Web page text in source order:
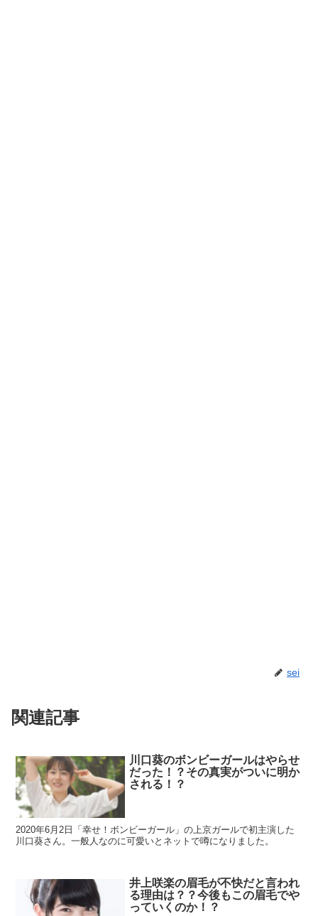
sei
関連記事
川口葵のボンビーガールはやらせ
だった！？その真実がついに明か
される！？
2020年6月2日「幸せ！ボンビーガール」の上京ガールで初主演した
川口葵さん。一般人なのに可愛いとネットで噂になりました。
井上咲楽の眉毛が不快だと言われ
る理由は？？今後もこの眉毛でや
っていくのか！？